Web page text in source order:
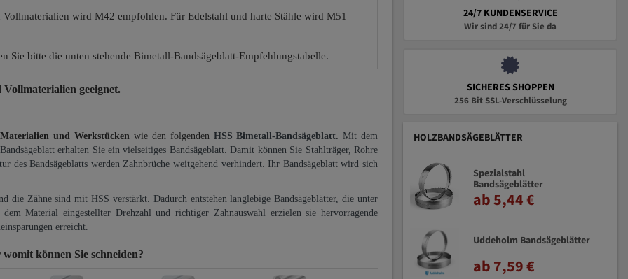
wird M42 empfohlen. Für Edelstahl und harte Stähle wird M51
Sie bitte die unten stehende Bimetall-Bandsägeblatt-Empfehlungstabelle.
geeignet.
und Werkstücken wie den folgenden HSS Bimetall-Bandsägeblatt. Mit dem
erhalten Sie ein vielseitiges Bandsägeblatt. Damit können Sie Stahlträger, Rohre
des Bandsägeblatts werden Zahnbrüche weitgehend verhindert. Ihr Bandsägeblatt wird sich
die Zähne sind mit HSS verstärkt. Dadurch entstehen langlebige Bandsägeblätter, die unter
Material eingestellter Drehzahl und richtiger Zahnauswahl erzielen sie hervorragende
erreicht.
womit können Sie schneiden?
24/7 KUNDENSERVICE
Wir sind 24/7 für Sie da
SICHERES SHOPPEN
256 Bit SSL-Verschlüsselung
HOLZBANDSÄGEBLÄTTER
Spezialstahl
Bandsägeblätter
ab 5,44 €
Uddeholm Bandsägeblätter
ab 7,59 €